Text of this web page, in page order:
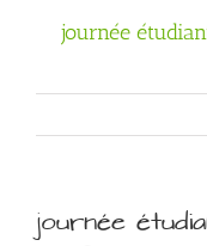
journée
journée